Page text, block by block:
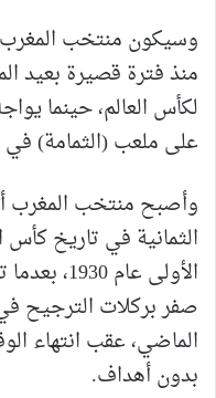
وسيكون منتخب
منذ فترة قصيرة بعيد
لكأس العالم، حينما
على ملعب (الثمامة) في
وأصبح منتخب المغرب
الثمانية في تاريخ كأس
الماضي، عقب انتهاء
بدون أهداف.